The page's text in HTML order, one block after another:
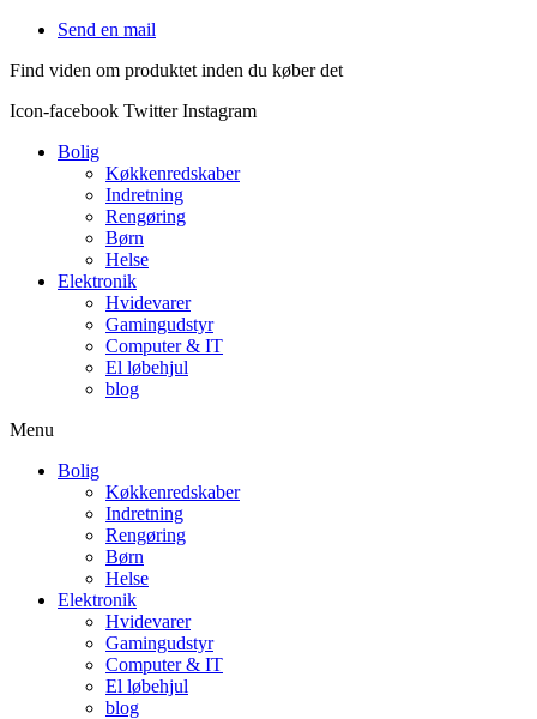
Videre
indhold
Send en mail
Find viden om produktet inden du køber det
Icon-facebook Twitter Instagram
Bolig
Køkkenredskaber
Indretning
Rengøring
Børn
Helse
Elektronik
Hvidevarer
Gamingudstyr
Computer & IT
El løbehjul
blog
Menu
Bolig
Køkkenredskaber
Indretning
Rengøring
Børn
Helse
Elektronik
Hvidevarer
Gamingudstyr
Computer & IT
El løbehjul
blog